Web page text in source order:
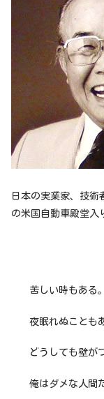
日本の実業家、技術
の米国自動車殿堂入
苦しい時もある。
夜眠れぬことも
どうしても壁が
俺はダメな人間